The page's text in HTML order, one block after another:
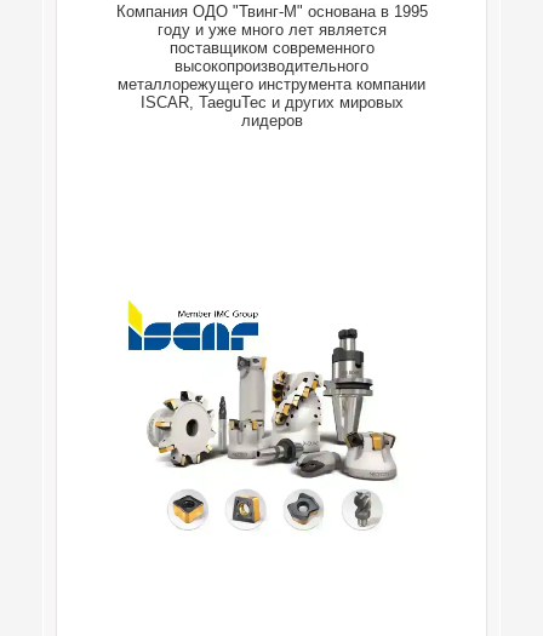
Компания ОДО "Твинг-М" основана в 1995
году и уже много лет является
поставщиком современного
высокопроизводительного
металлорежущего инструмента компании
ISCAR, TaeguTec и других мировых
лидеров